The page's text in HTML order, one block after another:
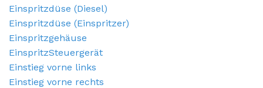
Einspritzdüse (Diesel)
Einspritzdüse (Einspritzer)
Einspritzgehäuse
EinspritzSteuergerät
Einstieg vorne links
Einstieg vorne rechts